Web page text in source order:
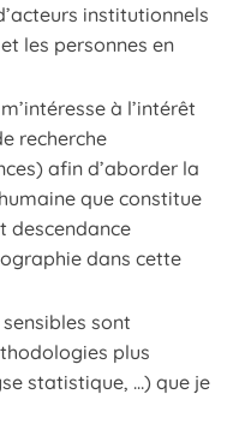
institutionnels
les personnes en
à l’intérêt
recherche
afin d’aborder la
que constitue
descendance
dans cette
sont
plus
statistique, …) que je